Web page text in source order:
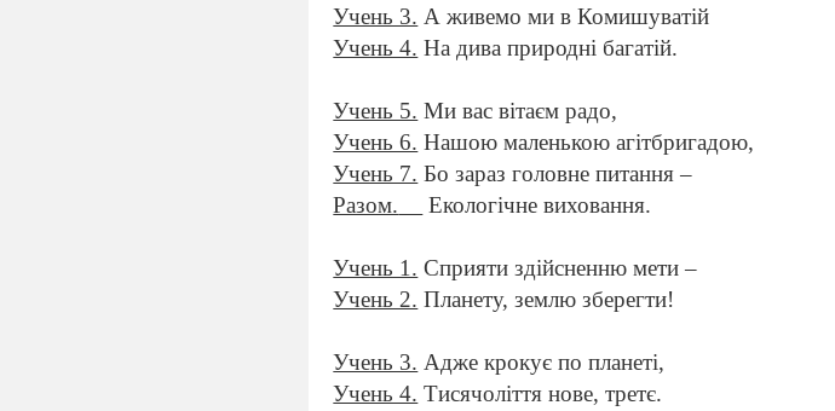
Учень 3. А живемо ми в Комишуватій
Учень 4. На дива природні багатій.
Учень 5. Ми вас вітаєм радо,
Учень 6. Нашою маленькою агітбригадою,
Учень 7. Бо зараз головне питання –
Разом.
Екологічне виховання.
Учень 1. Сприяти здійсненню мети –
Учень 2. Планету, землю зберегти!
Учень 3. Адже крокує по планеті,
Учень 4. Тисячоліття нове, третє.